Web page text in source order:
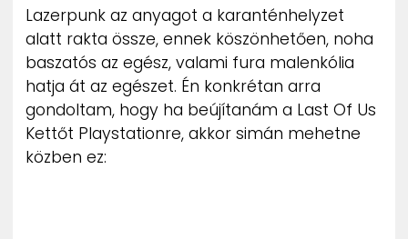
Lazerpunk az anyagot a karanténhelyzet
alatt rakta össze, ennek köszönhetően, noha
baszatós az egész, valami fura malenkólia
hatja át az egészet. Én konkrétan arra
gondoltam, hogy ha beújítanám a Last Of Us
Kettőt Playstationre, akkor simán mehetne
közben ez: